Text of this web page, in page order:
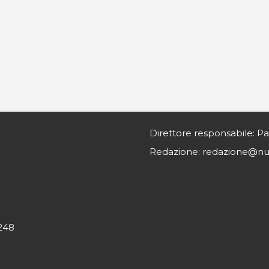
Direttore responsabile:
Redazione: